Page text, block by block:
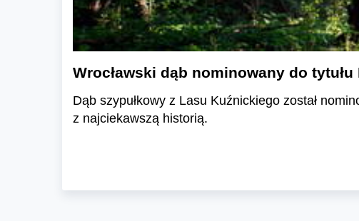
Wrocławski dąb nominowany do
Dąb szypułkowy z Lasu Kuźnickiego został
z najciekawszą historią.